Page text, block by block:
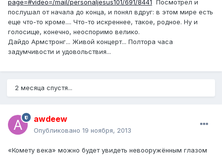
page=#video=/mail/personaljesus101/691/8441 Посмотрел и
послушал от начала до конца, и понял вдруг: в этом мире есть
еще что-то кроме.... Что-то искреннее, такое, родное. Ну и
голосище, конечно, неоспоримо велико.
Дайдо Армстронг... Живой концерт... Полтора часа
задумчивости и удовольствия...
2 месяца спустя...
awdeew
Опубликовано 19 ноября, 2013
«Комету века» можно будет увидеть невооружённым глазом